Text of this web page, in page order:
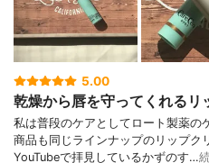
5.00
乾燥から唇を守ってくれるリ
私は普段のケアとしてロート製薬の
商品も同じラインナップのリップ
YouTubeで拝見しているかずのす…